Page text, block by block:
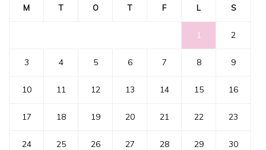
M T O T F L S
1 2
3 4 5 6 7 8 9
10 11 12 13 14 15 16
17 18 19 20 21 22 23
24 25 26 27 28 29 30